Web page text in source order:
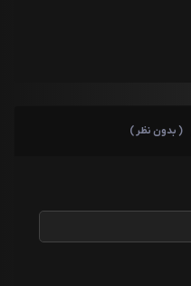
( بدون نظر )